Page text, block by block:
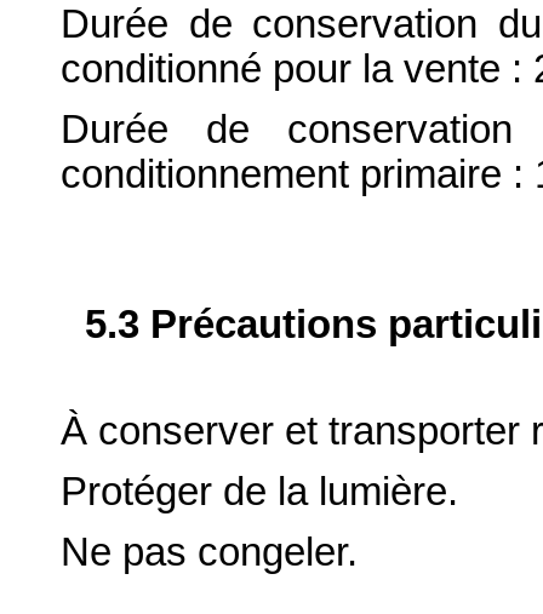
Durée de conservation
conditionné pour la vente :
Durée de
conditionnement primaire :
5.3 Précautions
À conserver et transporter
Protéger de la lumière.
Ne pas congeler.